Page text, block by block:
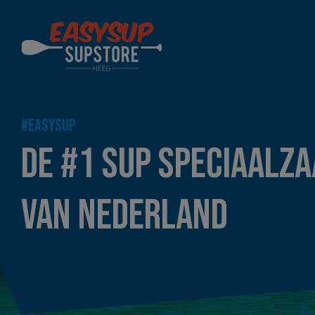
#EASYSUP
DE #1 SUP
VAN NEDERLAND